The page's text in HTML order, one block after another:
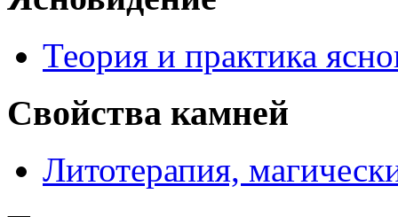
Теория и практика
Свойства камней
Литотерапия,